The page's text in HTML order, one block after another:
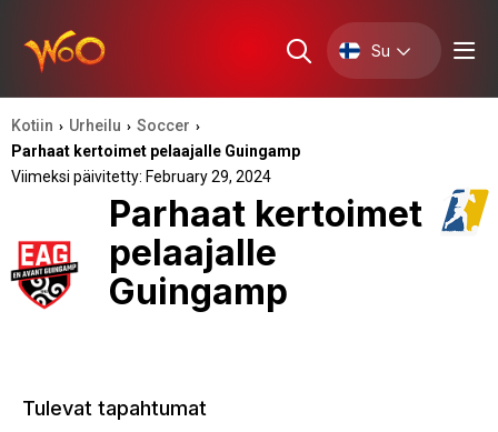
Su
Kotiin › Urheilu › Soccer ›
Parhaat kertoimet pelaajalle Guingamp
Viimeksi päivitetty: February 29, 2024
Parhaat kertoimet
pelaajalle
Guingamp
Tulevat tapahtumat